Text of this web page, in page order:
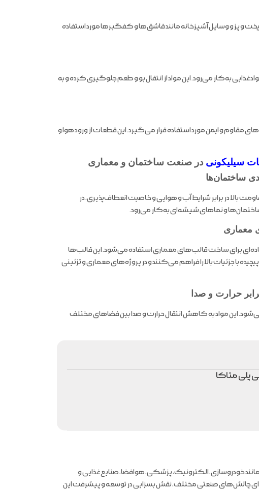
و پز و وسایل آشپزخانه مانند قاشق‌ها و کفگیرها مورد استفاده
غذایی به‌کار می‌رود. این مواد از انتقال بو و طعم جلوگیری کرده و به
و ایمن مورد استفاده قرار می‌گیرد. این قطعات از ورود هوا و
سیلیکونی در صنعت ساختمان و معماری
ساختمان‌ها
بالا در برابر شرایط آب و هوایی و خاصیت انعطاف‌پذیری، در
و نماهای شیشه‌ای به‌کار می‌رود.
معماری
برای ساخت قالب‌های معماری استفاده می‌شود. این قالب‌ها
با جزئیات بالا را فراهم می‌کنند و در پروژه‌های معماری و تزئینی
حرارت و صدا
این مواد به کاهش انتقال حرارت و صدا بین فضاهای مختلف
پلی متاکا
خودروسازی، الکترونیک، پزشکی، هوافضا، صنایع غذایی و
برای چالش‌های صنعتی مختلف، نقش بسزایی در توسعه و پیشرفت این